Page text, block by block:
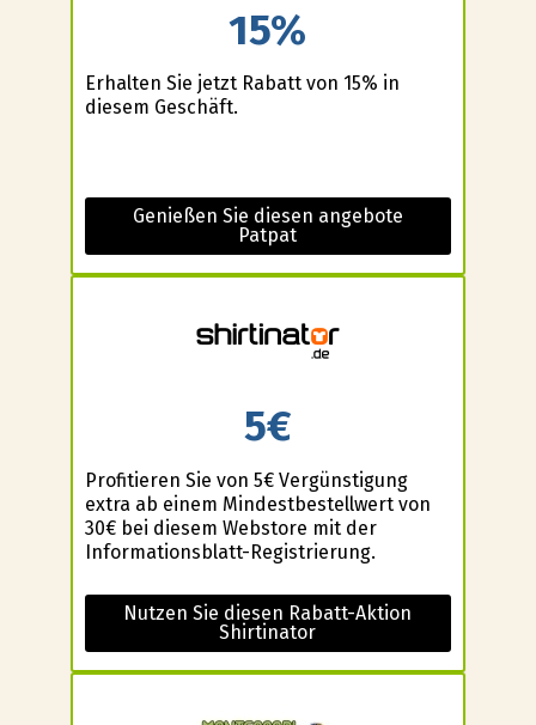
15%
Erhalten Sie jetzt Rabatt von 15% in
diesem Geschäft.
Genießen Sie diesen angebote
Patpat
5€
Profitieren Sie von 5€ Vergünstigung
extra ab einem Mindestbestellwert von
30€ bei diesem Webstore mit der
Informationsblatt-Registrierung.
Nutzen Sie diesen Rabatt-Aktion
Shirtinator